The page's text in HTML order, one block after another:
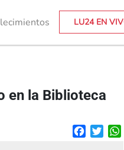
LU24 EN
en la Biblioteca
Facebook